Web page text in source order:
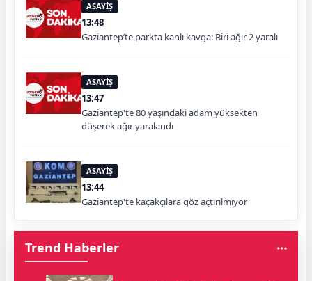
ASAYİŞ
13:48
Gaziantep’te parkta kanlı kavga: Biri ağır 2 yaralı
ASAYİŞ
13:47
Gaziantep'te 80 yaşındaki adam yüksekten
düşerek ağır yaralandı
ASAYİŞ
13:44
Gaziantep'te kaçakçılara göz açtırılmıyor
Trend Haberler